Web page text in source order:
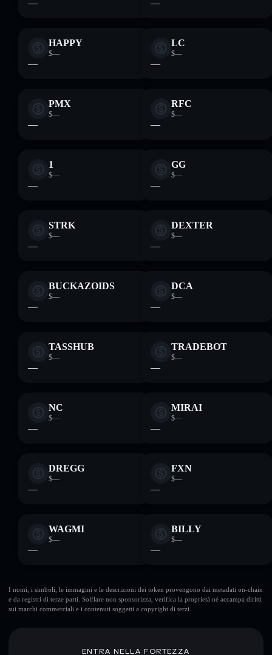
— —
HAPPY
$—
—
LC
$—
—
PMX
$—
—
RFC
$—
—
1
$—
—
GG
$—
—
STRK
$—
—
DEXTER
$—
—
BUCKAZOIDS
$—
—
DCA
$—
—
TASSHUB
$—
—
TRADEBOT
$—
—
NC
$—
—
MIRAI
$—
—
DREGG
$—
—
FXN
$—
—
WAGMI
$—
—
BILLY
$—
—
I nomi, i simboli, le immagini e le descrizioni dei token provengono dai metadati on-chain
e da registri di terze parti. Solflare non sponsorizza, verifica la proprietà né accampa diritti
sui marchi commerciali e i contenuti soggetti a copyright di terzi.
ENTRA NELLA FORTEZZA